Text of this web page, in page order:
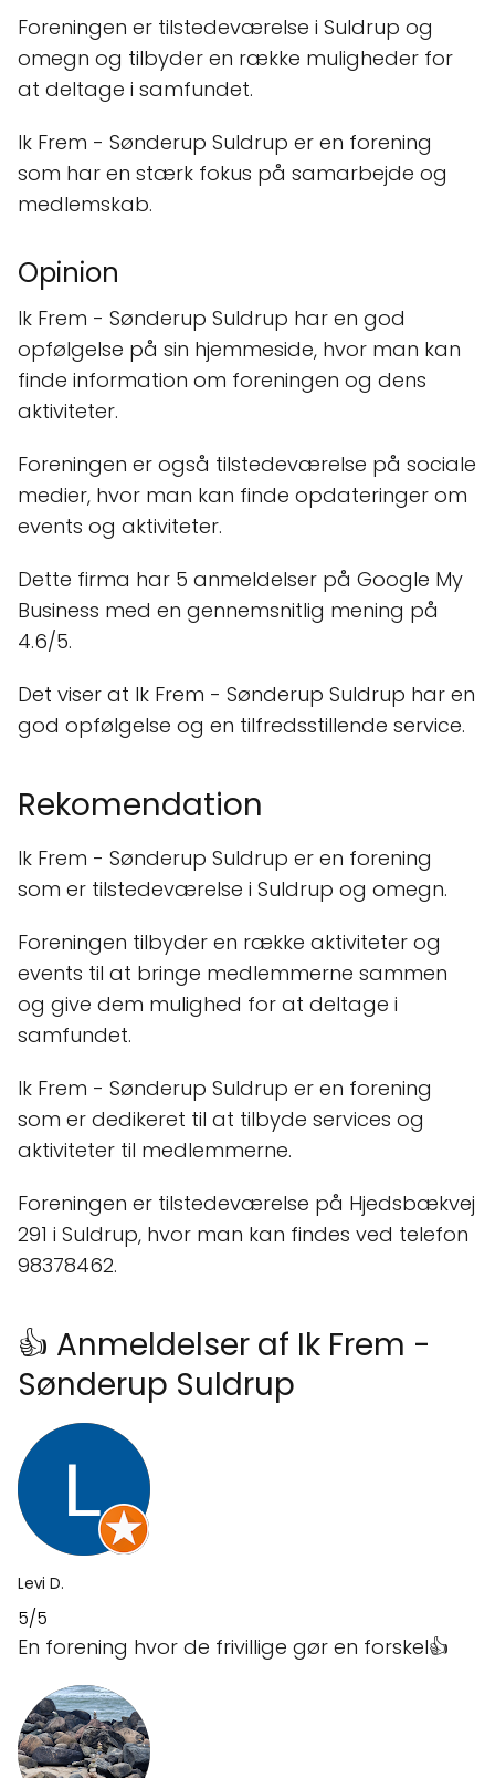
Foreningen er tilstedeværelse i Suldrup og
omegn og tilbyder en række muligheder for
at deltage i samfundet.
Ik Frem - Sønderup Suldrup er en forening
som har en stærk fokus på samarbejde og
medlemskab.
Opinion
Ik Frem - Sønderup Suldrup har en god
opfølgelse på sin hjemmeside, hvor man kan
finde information om foreningen og dens
aktiviteter.
Foreningen er også tilstedeværelse på sociale
medier, hvor man kan finde opdateringer om
events og aktiviteter.
Dette firma har 5 anmeldelser på Google My
Business med en gennemsnitlig mening på
4.6/5.
Det viser at Ik Frem - Sønderup Suldrup har en
god opfølgelse og en tilfredsstillende service.
Rekomendation
Ik Frem - Sønderup Suldrup er en forening
som er tilstedeværelse i Suldrup og omegn.
Foreningen tilbyder en række aktiviteter og
events til at bringe medlemmerne sammen
og give dem mulighed for at deltage i
samfundet.
Ik Frem - Sønderup Suldrup er en forening
som er dedikeret til at tilbyde services og
aktiviteter til medlemmerne.
Foreningen er tilstedeværelse på Hjedsbækvej
291 i Suldrup, hvor man kan findes ved telefon
98378462.
👍 Anmeldelser af Ik Frem -
Sønderup Suldrup
Levi D.
5/5
En forening hvor de frivillige gør en forskel👍